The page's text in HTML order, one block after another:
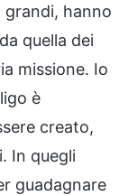
grandi, hanno
quella dei
missione. Io
è
creato,
In quegli
guadagnare